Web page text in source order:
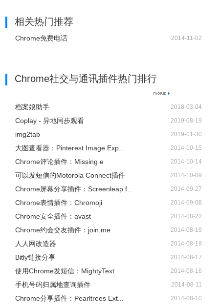
相关热门推荐
Chrome免费电话 2014-11-02
Chrome社交与通讯插件热门排行
档案娘助手 2018-03-04
Coplay - 异地同步观看 2019-08-19
img2tab 2019-01-30
大图查看器：Pinterest Image Exp... 2014-10-15
Chrome评论插件：Missing e 2014-10-14
可以发短信的Motorola Connect插件 2014-10-09
Chrome屏幕分享插件：Screenleap f... 2014-09-27
Chrome表情插件：Chromoji 2014-09-08
Chrome安全插件：avast 2014-08-22
Chrome约会交友插件：join.me 2014-08-19
人人网改造器 2014-08-18
Bitly链接分享 2014-08-17
使用Chrome发短信：MightyText 2014-08-16
手机号码归属地查询插件 2014-08-11
Chrome分享插件：Pearltrees Ext... 2014-08-10